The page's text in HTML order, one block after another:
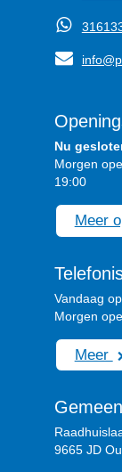
Nu
Morgen
19:00
Meer
Vandaag
Morgen
Meer
9665 JD